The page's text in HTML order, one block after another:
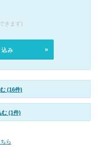
きます)
込み
(16件)
む (1件)
ら